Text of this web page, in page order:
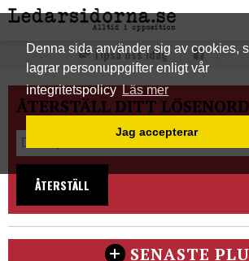
Denna sida använder sig av cookies,
lagrar personuppgifter enligt vår
integritetspolicyLäs mer
Jag accepterar
Tipsa oss idag
ÅTERSTÄLL DITT LÖSENORD
ÅTERSTÄLL
SENASTE